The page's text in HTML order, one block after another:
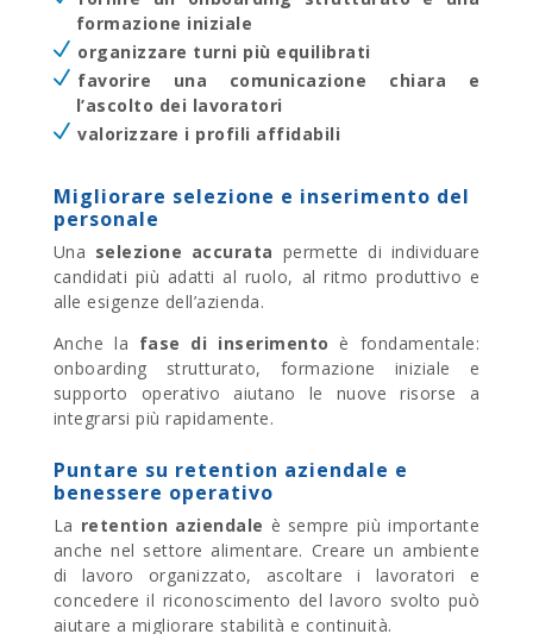
formazione iniziale
organizzare turni più equilibrati
favorire una comunicazione chiara e
l’ascolto dei lavoratori
valorizzare i profili affidabili
Migliorare selezione e inserimento del
personale
Una selezione accurata permette di individuare
candidati più adatti al ruolo, al ritmo produttivo e
alle esigenze dell’azienda.
Anche la fase di inserimento è fondamentale:
onboarding strutturato, formazione iniziale e
supporto operativo aiutano le nuove risorse a
integrarsi più rapidamente.
Puntare su retention aziendale e
benessere operativo
La retention aziendale è sempre più importante
anche nel settore alimentare. Creare un ambiente
di lavoro organizzato, ascoltare i lavoratori e
concedere il riconoscimento del lavoro svolto può
aiutare a migliorare stabilità e continuità.